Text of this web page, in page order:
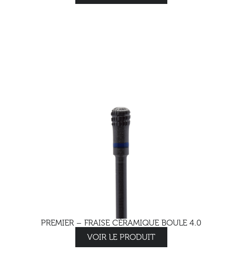
PREMIER – FRAISE CÉRAMIQUE BOULE 4.0
VOIR LE PRODUIT